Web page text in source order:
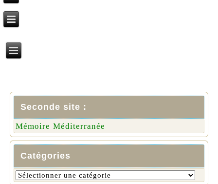
Seconde site :
Mémoire Méditerranée
Catégories